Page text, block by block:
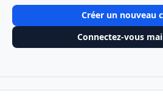
Créer un nouveau
Connectez-vous